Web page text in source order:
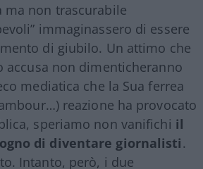
ma non trascurabile
immaginassero di essere
di giubilo. Un attimo che
accusa non dimenticheranno
mediatica che la Sua ferrea
reazione ha provocato
speriamo non vanifichi il
di diventare giornalisti.
Intanto, però, i due